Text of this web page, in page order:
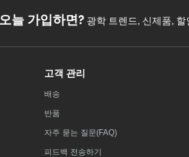
오늘 가입하면?광학 트렌드, 신제품, 할
고객 관리
배송
반품
자주 묻는 질문(FAQ)
피드백 전송하기